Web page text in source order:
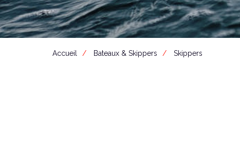
Accueil Bateaux & Skippers Skippers